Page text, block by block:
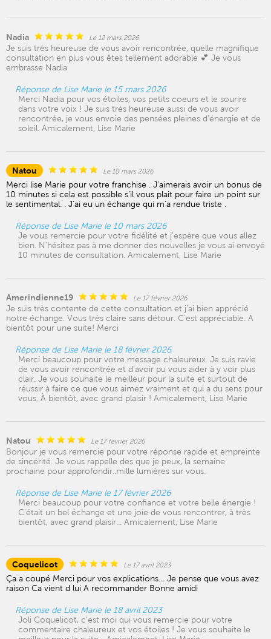
Nadia Le 12 mars 2026
Je suis très heureuse de vous avoir rencontrée, quelle magnifique
consultation en plus vous êtes tellement adorable 💕 Je vous
embrasse Nadia
Réponse de Lise Marie le 15 mars 2026
Merci Nadia pour vos étoiles, vos petits coeurs et le sourire
dans votre voix ! Je suis très heureuse aussi de vous avoir
rencontrée, je vous envoie des pensées pleines d'énergie et de
soleil. Amicalement, Lise Marie
Natou Le 10 mars 2026
Merci lise Marie pour votre franchise . J’aimerais avoir un bonus de
10 minutes si cela est possible s’il vous plait pour faire un point sur
le sentimental. . J’ai eu un échange qui m’a rendue triste .
Réponse de Lise Marie le 10 mars 2026
Je vous remercie pour votre fidélité et j'espère que vous allez
bien. N'hésitez pas à me donner des nouvelles je vous ai envoyé
10 minutes de consultation. Amicalement, Lise Marie
Amerindienne19 Le 17 février 2026
Je suis très contente de cette consultation et j'ai bien apprécié
notre échange. Vous très claire sans détour. C'est appréciable. A
bientôt pour une suite! Merci
Réponse de Lise Marie le 18 février 2026
Merci beaucoup pour votre message chaleureux. Je suis ravie
de vous avoir rencontrée et d'avoir pu vous aider à y voir plus
clair. Je vous souhaite le meilleur pour la suite et surtout de
réussir à faire ce que vous aimez vraiment et qui a du sens pour
vous. À bientôt, avec grand plaisir ! Amicalement, Lise Marie
Natou Le 17 février 2026
Bonjour je vous remercie pour votre réponse rapide et empreinte
de sincérité. Je vous rappelle des que je peux, la semaine
prochaine pour approfondir..mille lumières sur vous.
Réponse de Lise Marie le 17 février 2026
Merci beaucoup pour votre confiance et votre belle énergie !
C'était un bel échange et une joie de vous rencontrer, à très
bientôt, avec grand plaisir... Amicalement, Lise Marie
Coquelicot Le 17 avril 2023
Ça a coupé Merci pour vos explications… Je pense que vous avez
raison Ca vient d lui A recommander Bonne amidi
Réponse de Lise Marie le 18 avril 2023
Joli Coquelicot, c'est moi qui vous remercie pour votre
commentaire chaleureux et vos étoiles ! Je vous souhaite le